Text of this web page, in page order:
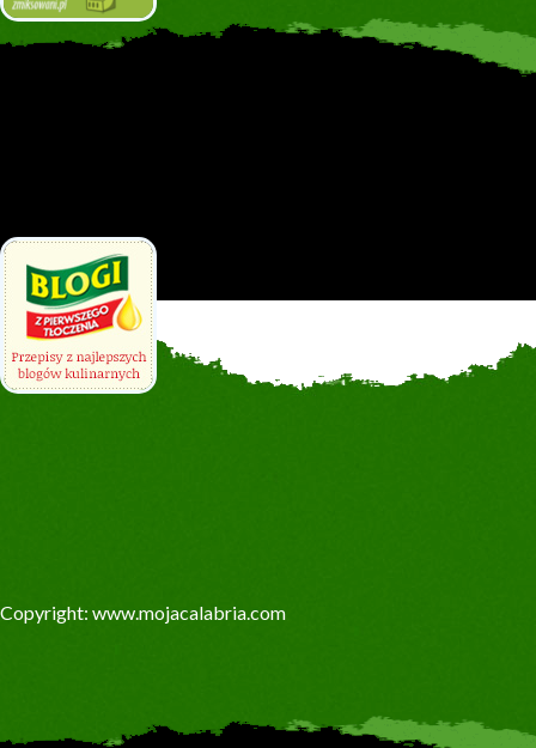
Copyright: www.mojacalabria.com